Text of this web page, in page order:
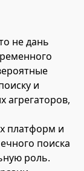
не дань
и
агрегаторов,
платформ и
поиска
роль.